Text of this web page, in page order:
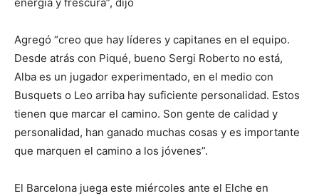
Agregó “creo que hay líderes y capitanes en el equipo.
Desde atrás con Piqué, bueno Sergi Roberto no está,
Alba es un jugador experimentado, en el medio con
Busquets o Leo arriba hay suficiente personalidad. Estos
tienen que marcar el camino. Son gente de calidad y
personalidad, han ganado muchas cosas y es importante
que marquen el camino a los jóvenes”.
El Barcelona juega este miércoles ante el Elche en